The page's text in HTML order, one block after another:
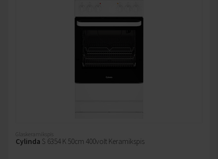
Glaskeramikspis
Cylinda S 6354 K 50cm 400volt Keramikspis